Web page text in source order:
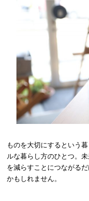
ものを大切にするという
ルな暮らし方のひとつ。
を減らすことにつながる
かもしれません。